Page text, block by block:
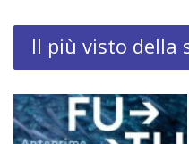
Il più visto della